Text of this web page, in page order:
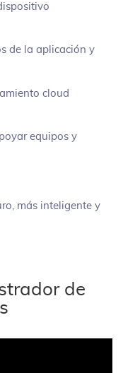
de la aplicación y
cloud
equipos y
más inteligente y
de